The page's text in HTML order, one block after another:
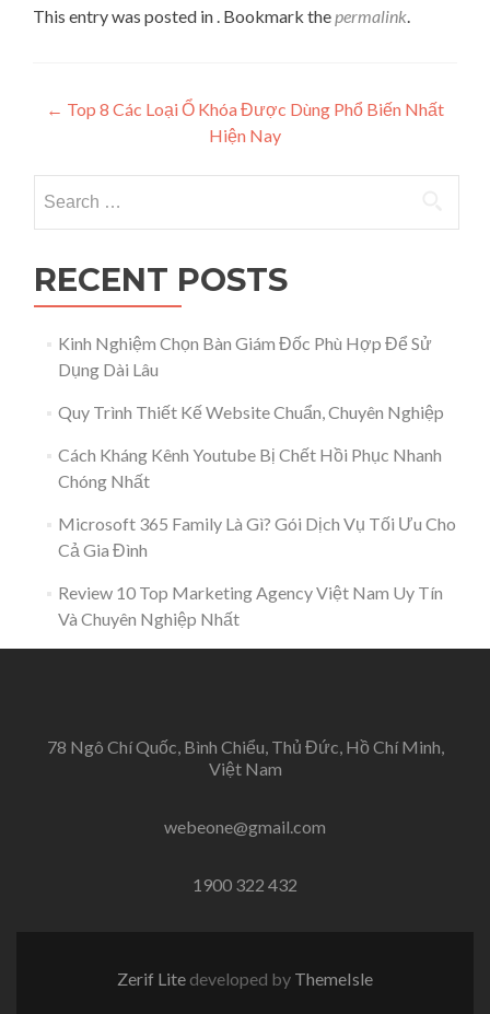
This entry was posted in . Bookmark thepermalink.
Post navigation
← Top 8 Các Loại Ổ Khóa Được Dùng Phổ Biến Nhất
Hiện Nay
RECENT POSTS
Kinh Nghiệm Chọn Bàn Giám Đốc Phù Hợp Để Sử
Dụng Dài Lâu
Quy Trình Thiết Kế Website Chuẩn, Chuyên Nghiệp
Cách Kháng Kênh Youtube Bị Chết Hồi Phục Nhanh
Chóng Nhất
Microsoft 365 Family Là Gì? Gói Dịch Vụ Tối Ưu Cho
Cả Gia Đình
Review 10 Top Marketing Agency Việt Nam Uy Tín
Và Chuyên Nghiệp Nhất
78 Ngô Chí Quốc, Bình Chiểu, Thủ Đức, Hồ Chí Minh,
Việt Nam
webeone@gmail.com
1900 322 432
Zerif Lite developed by ThemeIsle